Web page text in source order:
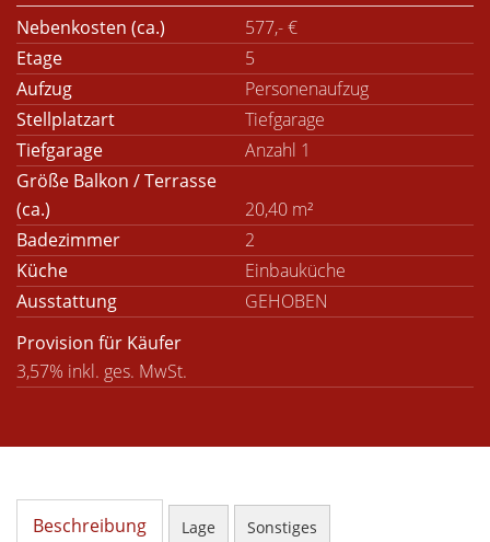
Nebenkosten (ca.)
577,- €
Etage
5
Aufzug
Personenaufzug
Stellplatzart
Tiefgarage
Tiefgarage
Anzahl 1
Größe Balkon / Terrasse
(ca.)
20,40 m²
Badezimmer
2
Küche
Einbauküche
Ausstattung
GEHOBEN
Provision für Käufer
3,57% inkl. ges. MwSt.
Beschreibung Lage Sonstiges